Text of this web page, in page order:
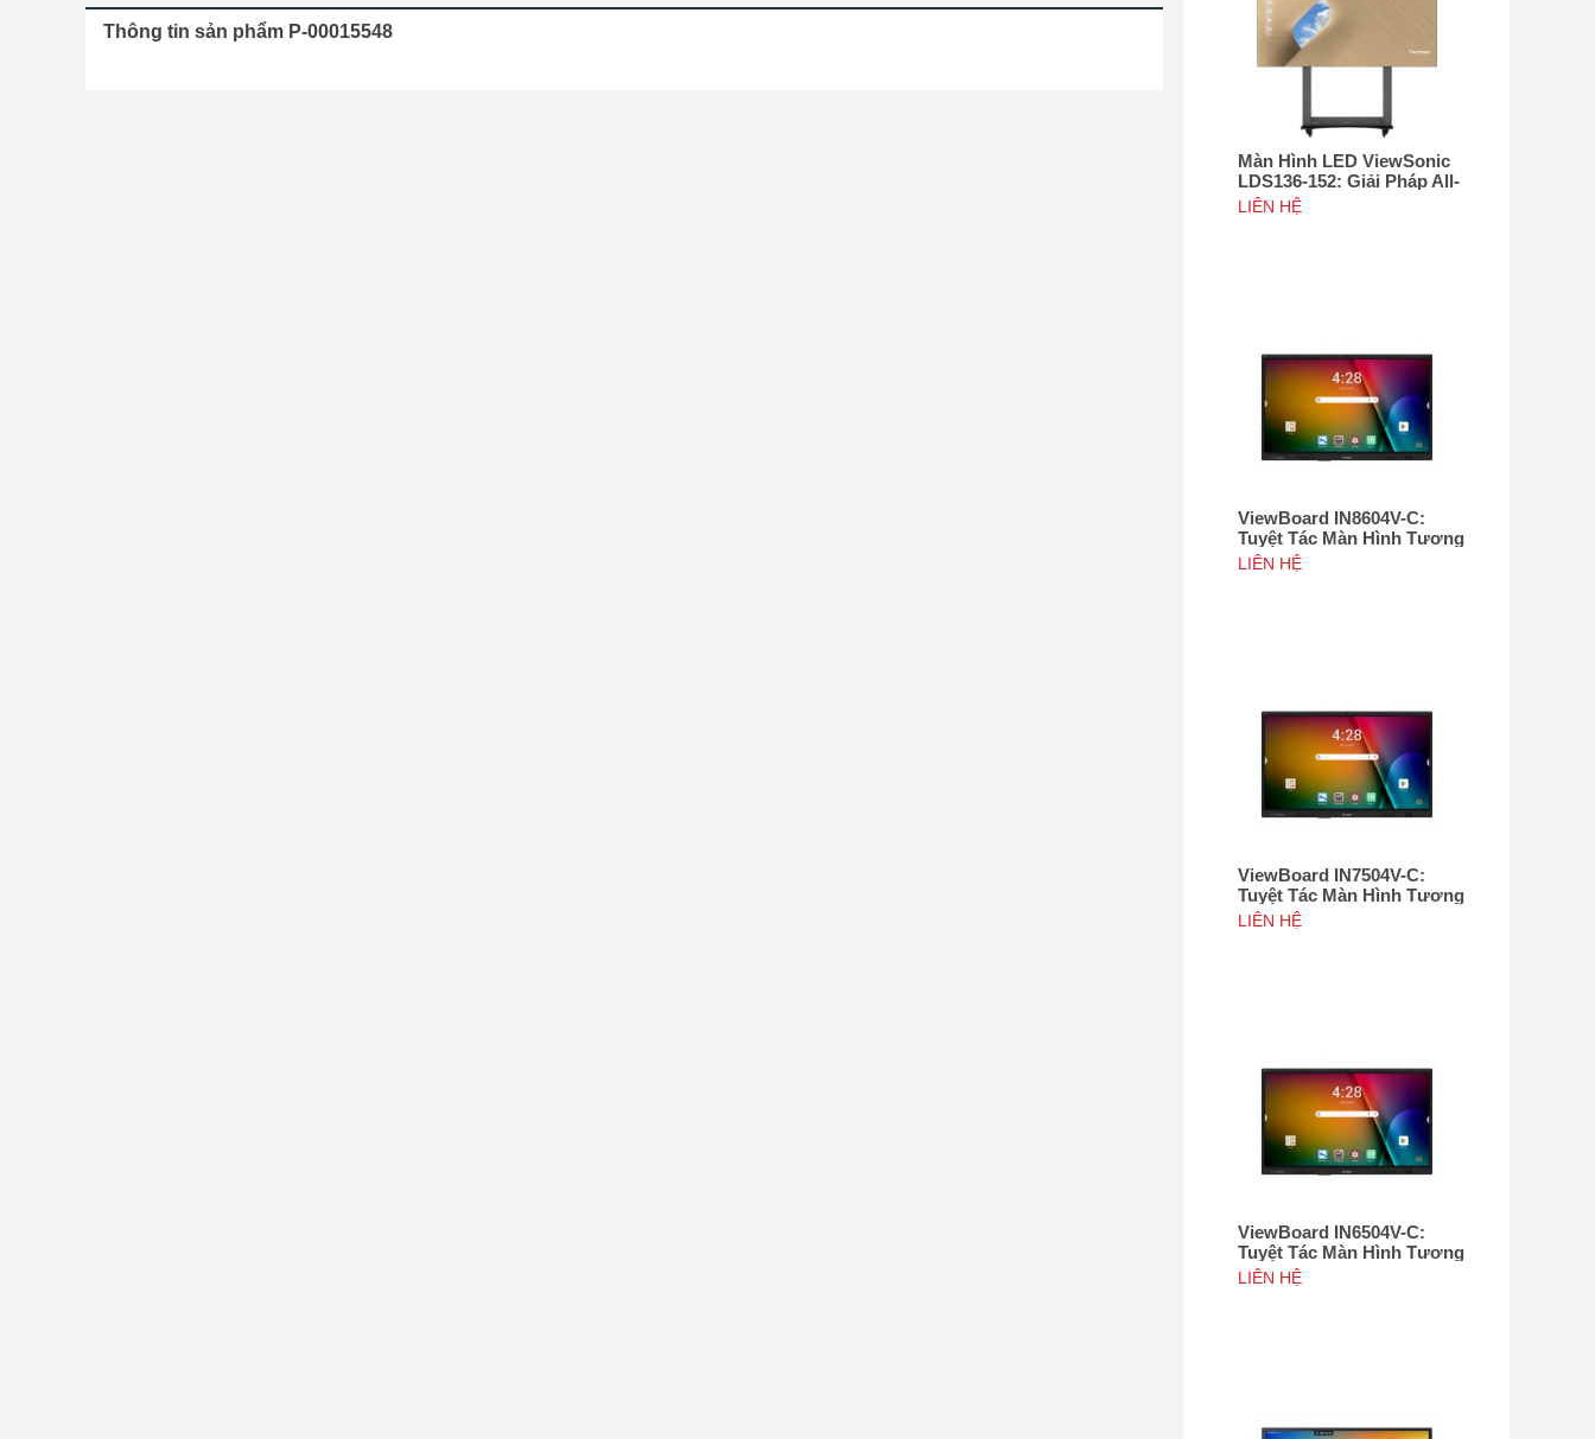
Thông tin sản phẩm P-00015548
Màn Hình LED ViewSonic
LDS136-152: Giải Pháp All-
in-One Di Động Hàng Đầu
LIÊN HỆ
ViewBoard IN8604V-C:
Tuyệt Tác Màn Hình Tương
Tác 86", Tích hợp camera
4K độ phân giải 50MP, NFC
LIÊN HỆ
ViewBoard IN7504V-C:
Tuyệt Tác Màn Hình Tương
Tác 75", Tích hợp camera
4K độ phân giải 50MP, NFC
LIÊN HỆ
ViewBoard IN6504V-C:
Tuyệt Tác Màn Hình Tương
Tác 65inch, Tích hợp
camera 4K độ phân giải
LIÊN HỆ